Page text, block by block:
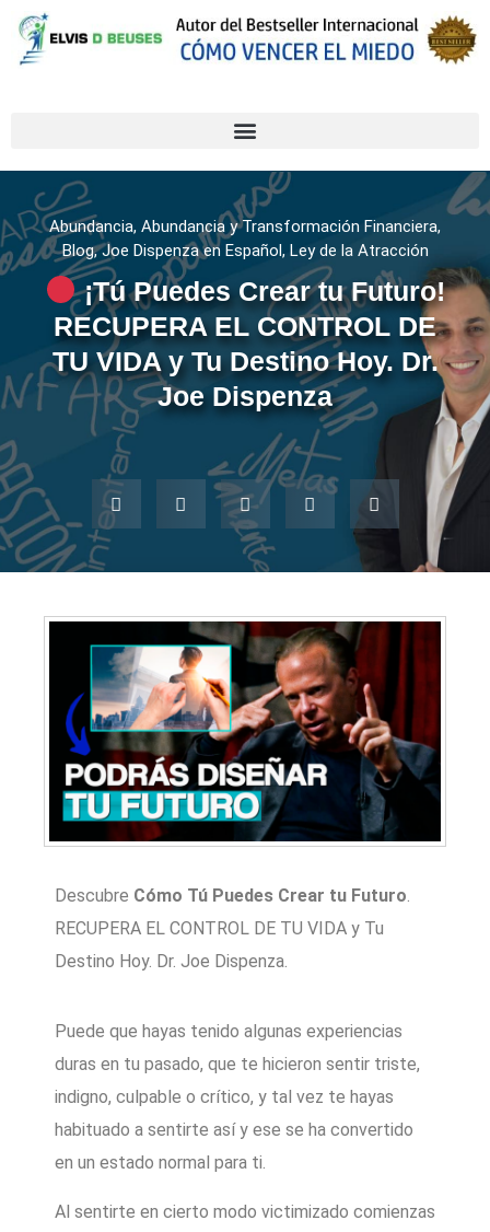
Abundancia, Abundancia y Transformación Financiera,
Blog,Joe Dispenza en Español, Ley de la Atracción
¡Tú Puedes Crear tu Futuro!
RECUPERA EL CONTROL DE
TU VIDA y Tu Destino Hoy. Dr.
Joe Dispenza
Descubre Cómo Tú Puedes Crear tu Futuro.
RECUPERA EL CONTROL DE TU VIDA y Tu
Destino Hoy. Dr. Joe Dispenza.
Puede que hayas tenido algunas experiencias
duras en tu pasado, que te hicieron sentir triste,
indigno, culpable o crítico, y tal vez te hayas
habituado a sentirte así y ese se ha convertido
en un estado normal para ti.
Al sentirte en cierto modo victimizado comienzas